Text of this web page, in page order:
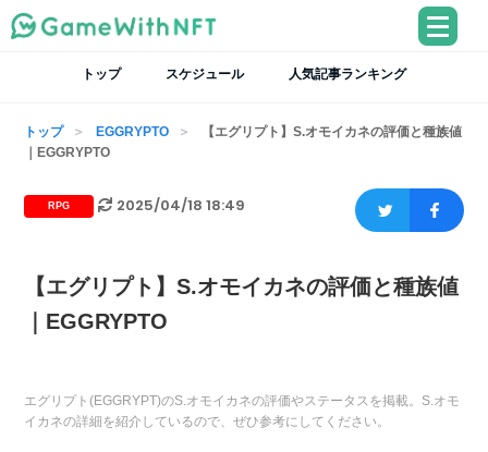
トップ スケジュール 人気記事ランキング
トップ EGGRYPTO
【エグリプト】S.オモイカネの評価と種族値
｜EGGRYPTO
RPG 2025/04/18 18:49
【エグリプト】S.オモイカネの評価と種族値
｜EGGRYPTO
エグリプト(EGGRYPT)のS.オモイカネの評価やステータスを掲載。S.オモ
イカネの詳細を紹介しているので、ぜひ参考にしてください。